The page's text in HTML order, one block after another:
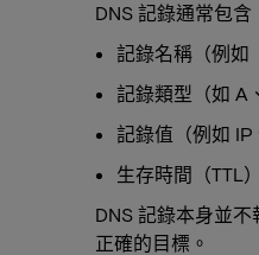
DNS 記錄通常包含
記錄名稱（例如
記錄類型（如 A
記錄值（例如 IP
生存時間（TTL
DNS 記錄本身並
正確的目標。